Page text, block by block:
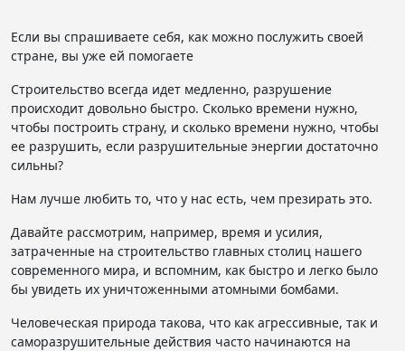
Если вы спрашиваете себя, как можно послужить своей
стране, вы уже ей помогаете
Строительство всегда идет медленно, разрушение
происходит довольно быстро. Сколько времени нужно,
чтобы построить страну, и сколько времени нужно, чтобы
ее разрушить, если разрушительные энергии достаточно
сильны?
Нам лучше любить то, что у нас есть, чем презирать это.
Давайте рассмотрим, например, время и усилия,
затраченные на строительство главных столиц нашего
современного мира, и вспомним, как быстро и легко было
бы увидеть их уничтоженными атомными бомбами.
Человеческая природа такова, что как агрессивные, так и
саморазрушительные действия часто начинаются на